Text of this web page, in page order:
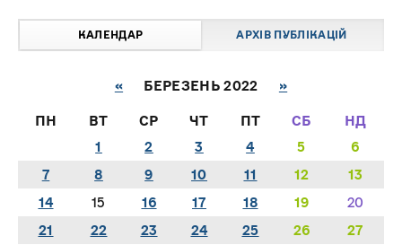
КАЛЕНДАР АРХІВ ПУБЛІКАЦІЙ
« БЕРЕЗЕНЬ 2022 »
ПН ВТ СР ЧТ ПТ СБ
НД
1
2 3 4 5
6
7
8 9 10 11 12
13
14
15 16 17 18 19
20
21
22 23 24 25 26
27